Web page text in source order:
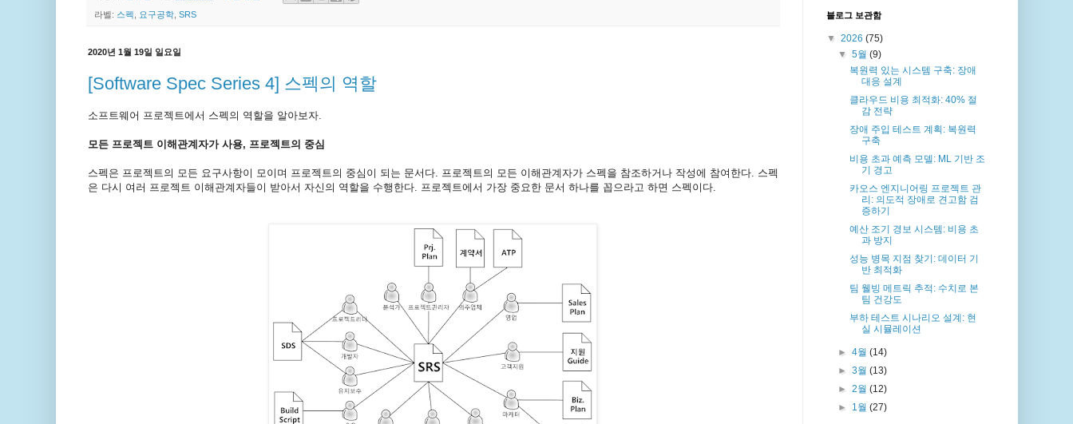
라벨: 스펙 요구공학, SRS
2020년 1월 19일 일요일
[Software Spec Series 4] 스펙의 역할
소프트웨어 프로젝트에서 스펙의 역할을 알아보자.
모든 프로젝트 이해관계자가 사용, 프로젝트의 중심
스펙은 프로젝트의 모든 요구사항이 모이며 프로젝트의 중심이 되는 문서다. 프로젝트의 모든 이해관계자가 스펙을 참조하거나 작성에 참여한다. 스펙
은 다시 여러 프로젝트 이해관계자들이 받아서 자신의 역할을 수행한다. 프로젝트에서 가장 중요한 문서 하나를 꼽으라고 하면 스펙이다.
블로그 보관함
▼ 2026 (75)
▼ 5월 (9)
복원력 있는 시스템 구축: 장애
대응 설계
클라우드 비용 최적화: 40% 절
감 전략
장애 주입 테스트 계획: 복원력
구축
비용 초과 예측 모델: ML 기반 조
기 경고
카오스 엔지니어링 프로젝트 관
리: 의도적 장애로 견고함 검
증하기
예산 조기 경보 시스템: 비용 초
과 방지
성능 병목 지점 찾기: 데이터 기
반 최적화
팀 웰빙 메트릭 추적: 수치로 본
팀 건강도
부하 테스트 시나리오 설계: 현
실 시뮬레이션
► 4월 (14)
► 3월 (13)
► 2월 (12)
► 1월 (27)